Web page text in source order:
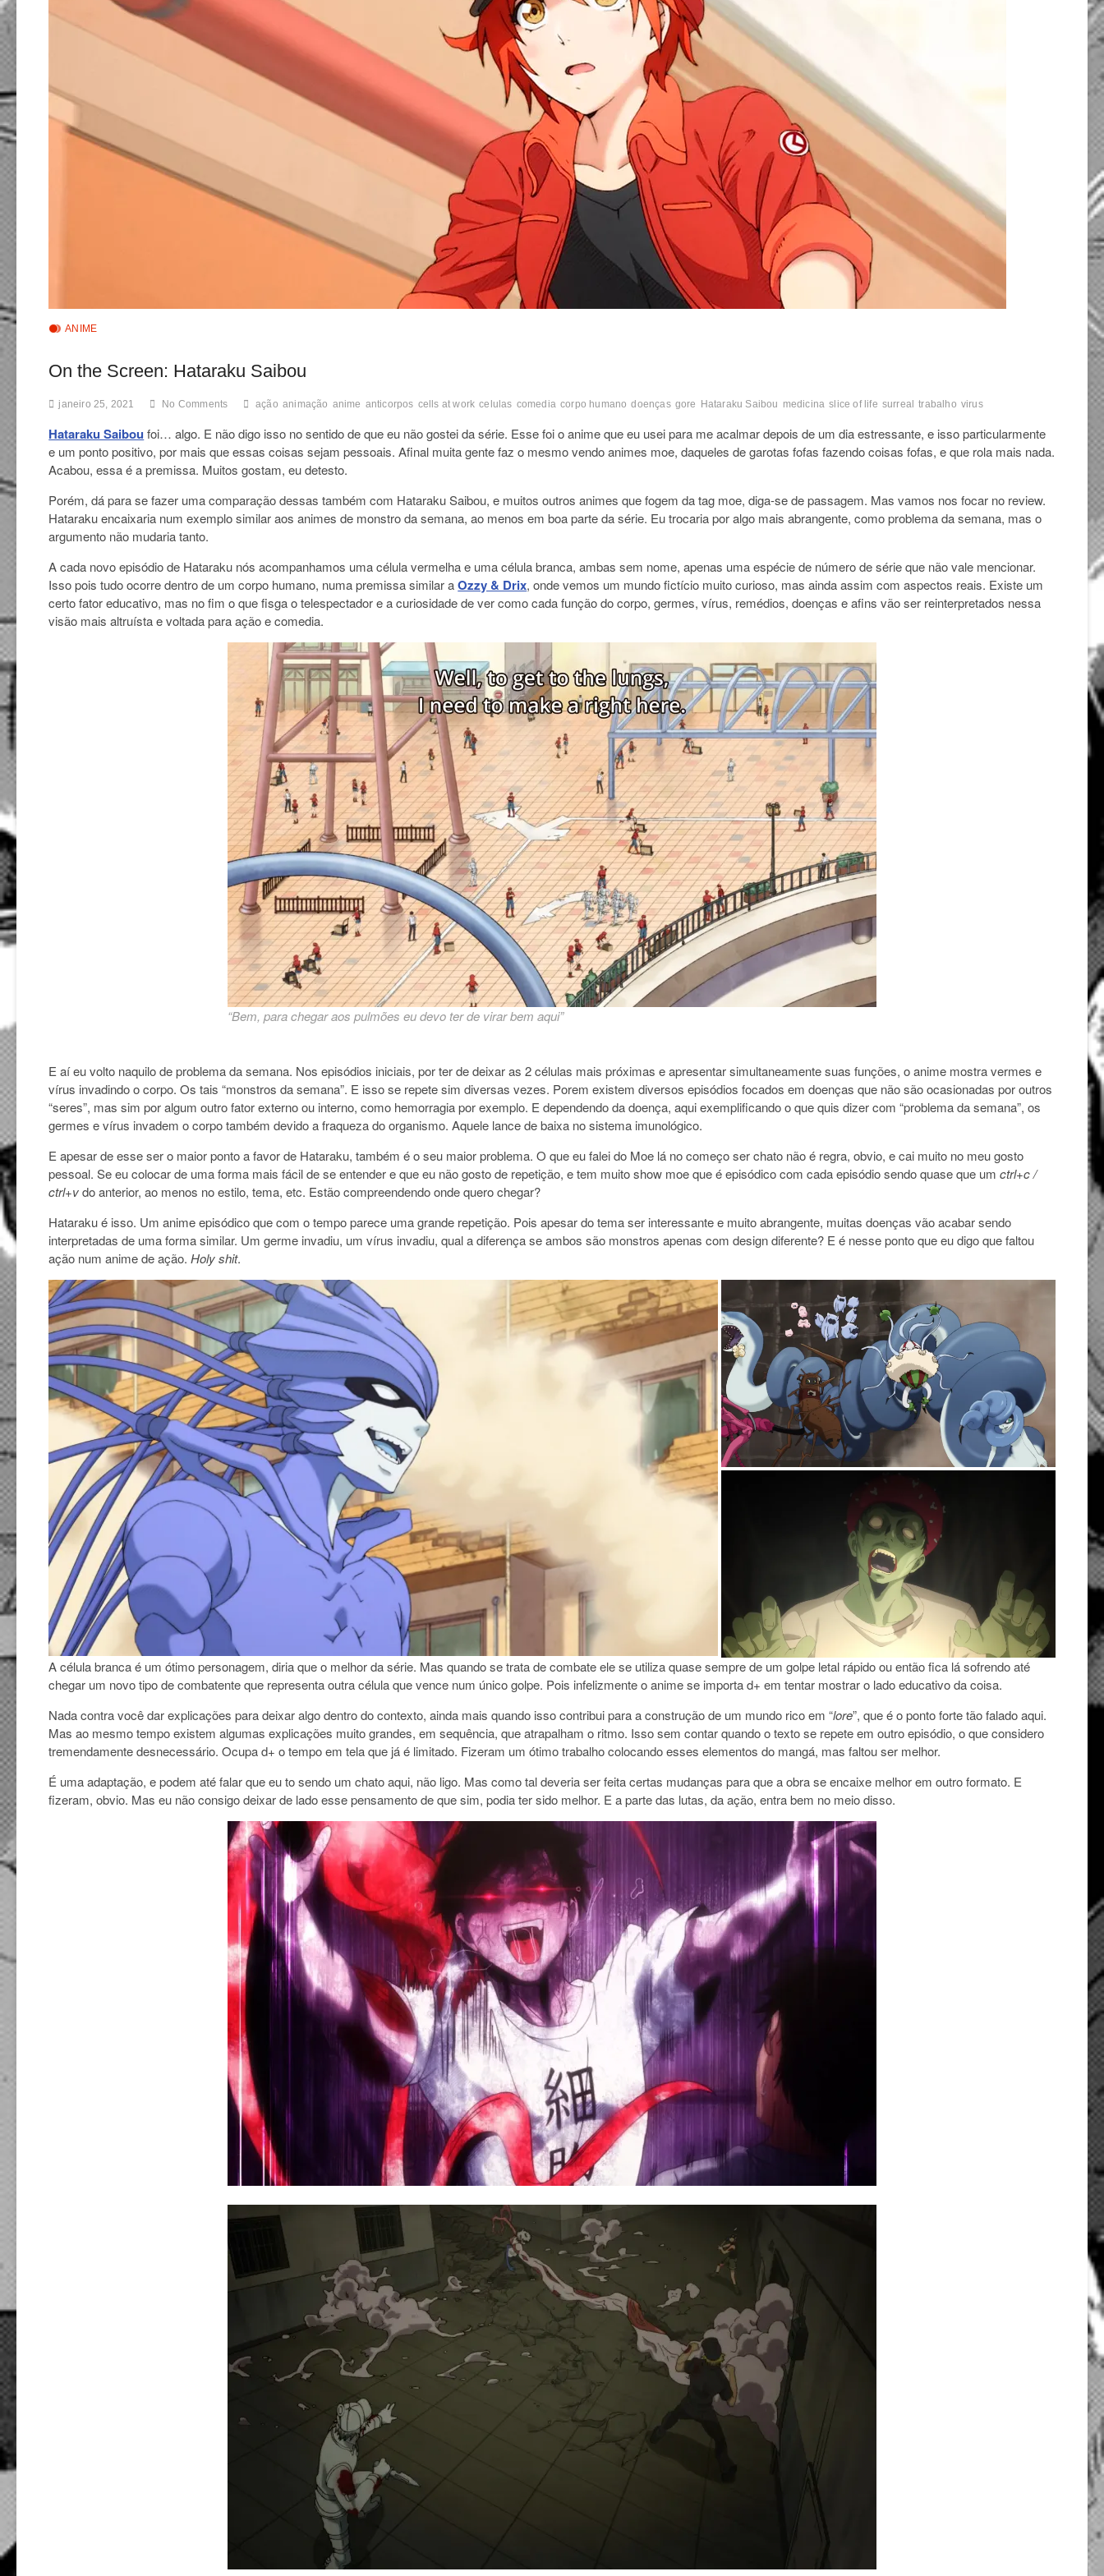
ANIME
On the Screen: Hataraku Saibou
janeiro 25, 2021 No Comments ação animação anime anticorpos cells at work celulas comedia corpo humano doenças gore Hataraku Saibou medicina slice of life surreal trabalho virus
Hataraku Saibou foi… algo. E não digo isso no sentido de que eu não gostei da série. Esse foi o anime que eu usei para me acalmar depois de um dia estressante, e isso particularmente
e um ponto positivo, por mais que essas coisas sejam pessoais. Afinal muita gente faz o mesmo vendo animes moe, daqueles de garotas fofas fazendo coisas fofas, e que rola mais nada.
Acabou, essa é a premissa. Muitos gostam, eu detesto.
Porém, dá para se fazer uma comparação dessas também com Hataraku Saibou, e muitos outros animes que fogem da tag moe, diga-se de passagem. Mas vamos nos focar no review.
Hataraku encaixaria num exemplo similar aos animes de monstro da semana, ao menos em boa parte da série. Eu trocaria por algo mais abrangente, como problema da semana, mas o
argumento não mudaria tanto.
A cada novo episódio de Hataraku nós acompanhamos uma célula vermelha e uma célula branca, ambas sem nome, apenas uma espécie de número de série que não vale mencionar.
Isso pois tudo ocorre dentro de um corpo humano, numa premissa similar aOzzy & Drix, onde vemos um mundo fictício muito curioso, mas ainda assim com aspectos reais. Existe um
certo fator educativo, mas no fim o que fisga o telespectador e a curiosidade de ver como cada função do corpo, germes, vírus, remédios, doenças e afins vão ser reinterpretados nessa
visão mais altruísta e voltada para ação e comedia.
“Bem, para chegar aos pulmões eu devo ter de virar bem aqui”
E aí eu volto naquilo de problema da semana. Nos episódios iniciais, por ter de deixar as 2 células mais próximas e apresentar simultaneamente suas funções, o anime mostra vermes e
vírus invadindo o corpo. Os tais “monstros da semana”. E isso se repete sim diversas vezes. Porem existem diversos episódios focados em doenças que não são ocasionadas por outros
“seres”, mas sim por algum outro fator externo ou interno, como hemorragia por exemplo. E dependendo da doença, aqui exemplificando o que quis dizer com “problema da semana”, os
germes e vírus invadem o corpo também devido a fraqueza do organismo. Aquele lance de baixa no sistema imunológico.
E apesar de esse ser o maior ponto a favor de Hataraku, também é o seu maior problema. O que eu falei do Moe lá no começo ser chato não é regra, obvio, e cai muito no meu gosto
pessoal. Se eu colocar de uma forma mais fácil de se entender e que eu não gosto de repetição, e tem muito show moe que é episódico com cada episódio sendo quase que umctrl+c /
ctrl+vdo anterior, ao menos no estilo, tema, etc. Estão compreendendo onde quero chegar?
Hataraku é isso. Um anime episódico que com o tempo parece uma grande repetição. Pois apesar do tema ser interessante e muito abrangente, muitas doenças vão acabar sendo
interpretadas de uma forma similar. Um germe invadiu, um vírus invadiu, qual a diferença se ambos são monstros apenas com design diferente? E é nesse ponto que eu digo que faltou
ação num anime de ação.Holy shit.
A célula branca é um ótimo personagem, diria que o melhor da série. Mas quando se trata de combate ele se utiliza quase sempre de um golpe letal rápido ou então fica lá sofrendo até
chegar um novo tipo de combatente que representa outra célula que vence num único golpe. Pois infelizmente o anime se importa d+ em tentar mostrar o lado educativo da coisa.
Nada contra você dar explicações para deixar algo dentro do contexto, ainda mais quando isso contribui para a construção de um mundo rico em “lore”, que é o ponto forte tão falado aqui.
Mas ao mesmo tempo existem algumas explicações muito grandes, em sequência, que atrapalham o ritmo. Isso sem contar quando o texto se repete em outro episódio, o que considero
tremendamente desnecessário. Ocupa d+ o tempo em tela que já é limitado. Fizeram um ótimo trabalho colocando esses elementos do mangá, mas faltou ser melhor.
É uma adaptação, e podem até falar que eu to sendo um chato aqui, não ligo. Mas como tal deveria ser feita certas mudanças para que a obra se encaixe melhor em outro formato. E
fizeram, obvio. Mas eu não consigo deixar de lado esse pensamento de que sim, podia ter sido melhor. E a parte das lutas, da ação, entra bem no meio disso.